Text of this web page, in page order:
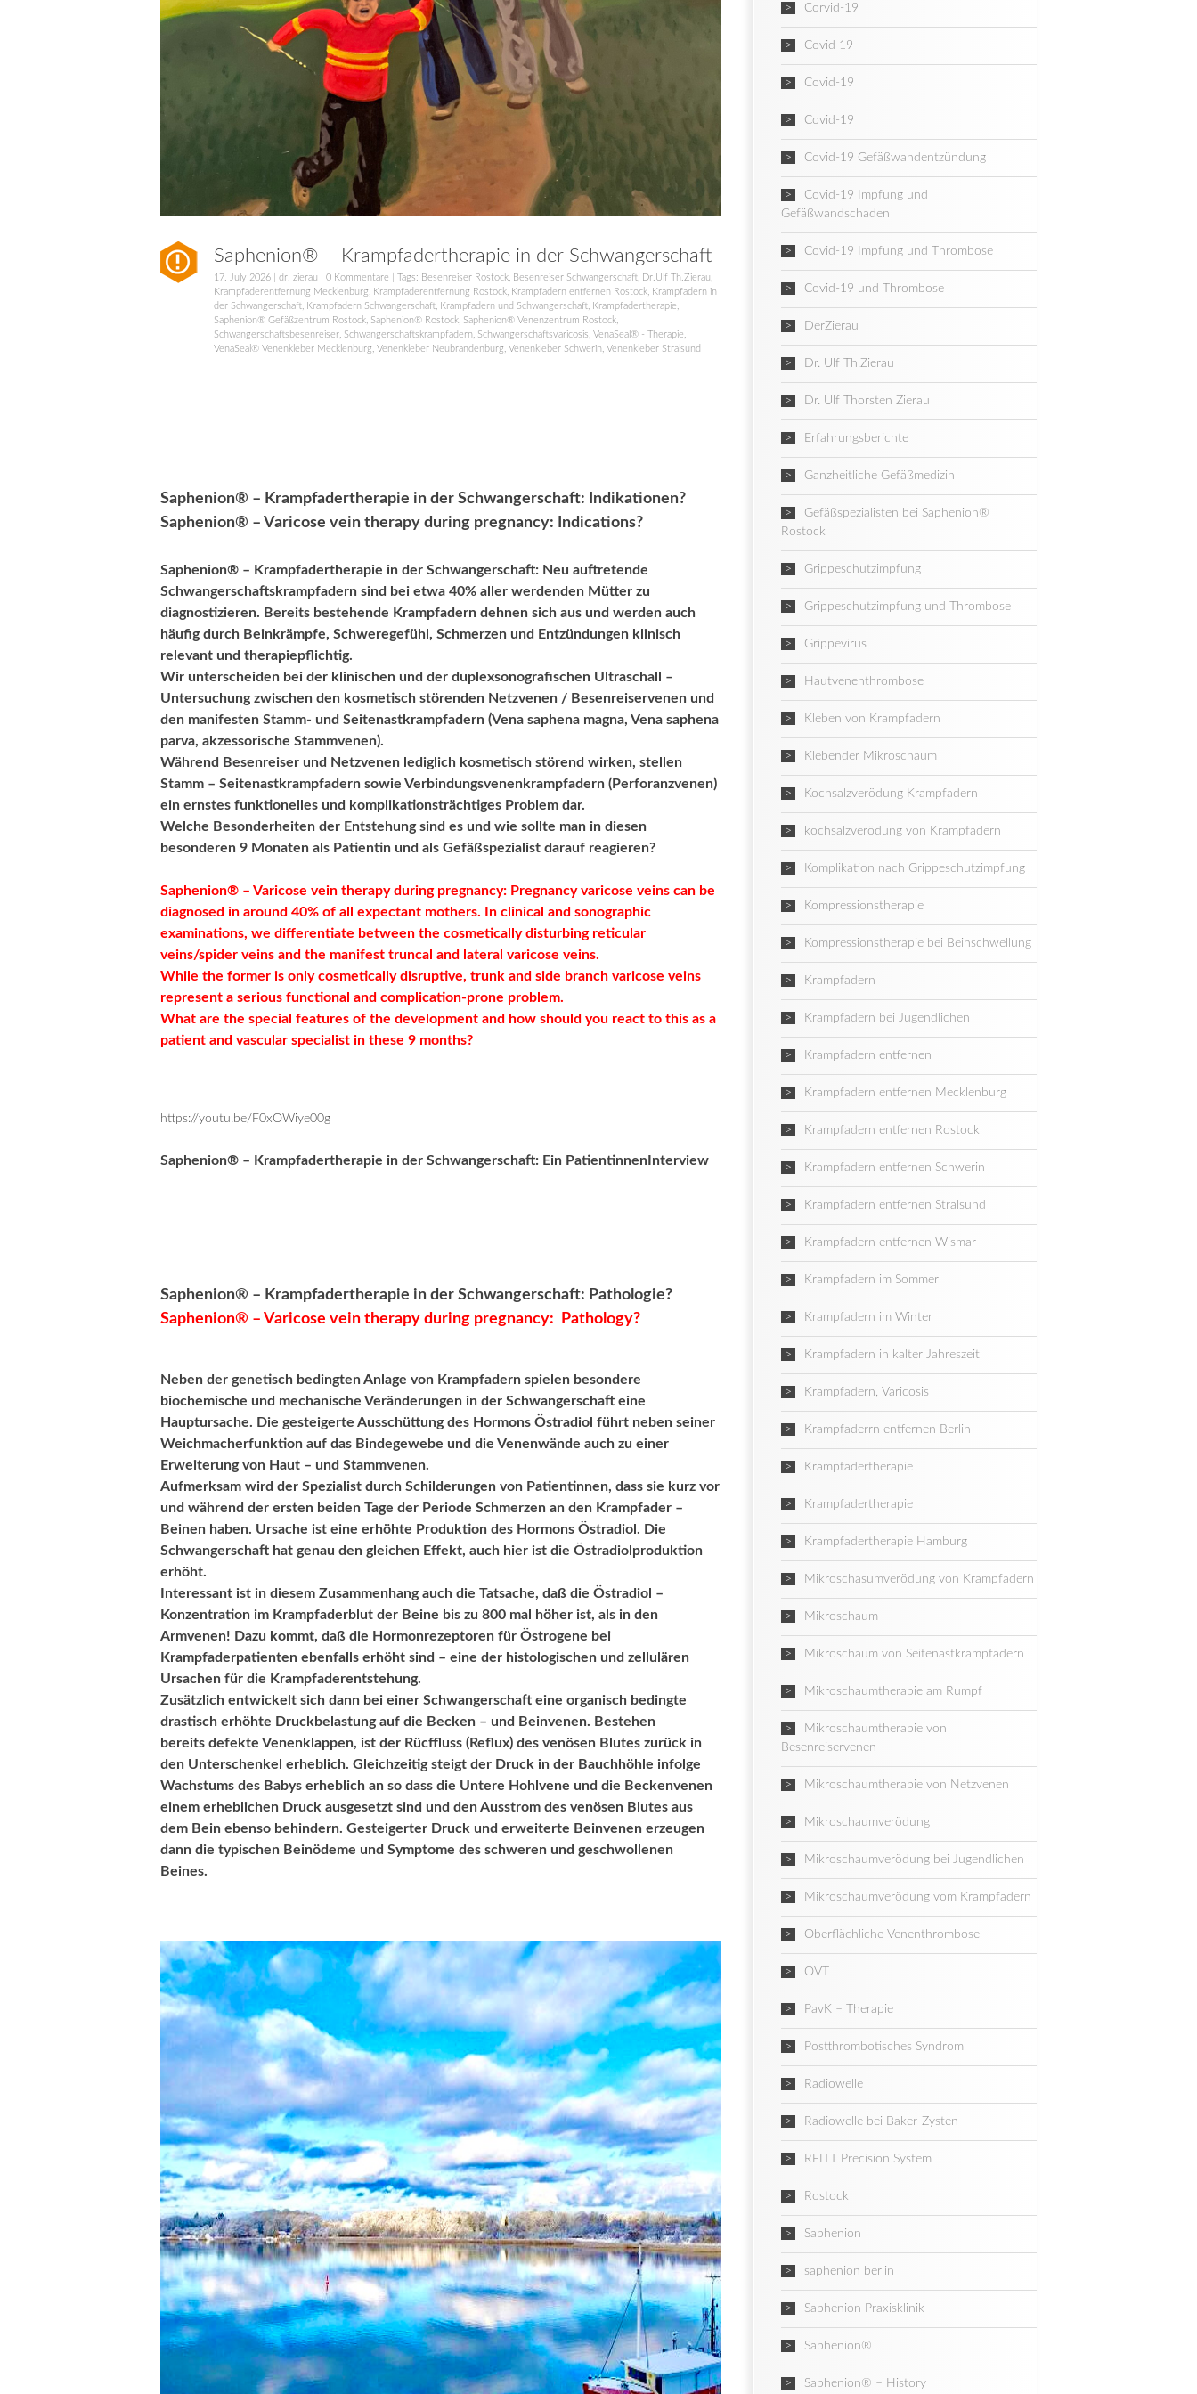
Saphenion® – Krampfadertherapie in der Schwangerschaft
17. July 2026 dr. zierau 0 Kommentare | Tags: Besenreiser Rostock, Besenreiser Schwangerschaft, Dr.Ulf Th.Zierau,
Krampfaderentfernung Mecklenburg, Krampfaderentfernung Rostock, Krampfadern entfernen Rostock, Krampfadern in
der Schwangerschaft, Krampfadern Schwangerschaft, Krampfadern und Schwangerschaft, Krampfadertherapie,
Saphenion® Gefäßzentrum Rostock, Saphenion® Rostock, Saphenion® Venenzentrum Rostock,
Schwangerschaftsbesenreiser, Schwangerschaftskrampfadern, Schwangerschaftsvaricosis, VenaSeal® - Therapie,
VenaSeal® Venenkleber Mecklenburg, Venenkleber Neubrandenburg, Venenkleber Schwerin, Venenkleber Stralsund
Saphenion® – Krampfadertherapie in der Schwangerschaft: Indikationen?
Saphenion® – Varicose vein therapy during pregnancy: Indications?
Saphenion® – Krampfadertherapie in der Schwangerschaft: Neu auftretende
Schwangerschaftskrampfadern sind bei etwa 40% aller werdenden Mütter zu
diagnostizieren. Bereits bestehende Krampfadern dehnen sich aus und werden auch
häufig durch Beinkrämpfe, Schweregefühl, Schmerzen und Entzündungen klinisch
relevant und therapiepflichtig.
Wir unterscheiden bei der klinischen und der duplexsonografischen Ultraschall –
Untersuchung zwischen den kosmetisch störenden Netzvenen / Besenreiservenen und
den manifesten Stamm- und Seitenastkrampfadern (Vena saphena magna, Vena saphena
parva, akzessorische Stammvenen).
Während Besenreiser und Netzvenen lediglich kosmetisch störend wirken, stellen
Stamm – Seitenastkrampfadern sowie Verbindungsvenenkrampfadern (Perforanzvenen)
ein ernstes funktionelles und komplikationsträchtiges Problem dar.
Welche Besonderheiten der Entstehung sind es und wie sollte man in diesen
besonderen 9 Monaten als Patientin und als Gefäßspezialist darauf reagieren?
Saphenion® – Varicose vein therapy during pregnancy: Pregnancy varicose veins can be
diagnosed in around 40% of all expectant mothers. In clinical and sonographic
examinations, we differentiate between the cosmetically disturbing reticular
veins/spider veins and the manifest truncal and lateral varicose veins.
While the former is only cosmetically disruptive, trunk and side branch varicose veins
represent a serious functional and complication-prone problem.
What are the special features of the development and how should you react to this as a
patient and vascular specialist in these 9 months?
https://youtu.be/F0xOWiye00g
Saphenion® – Krampfadertherapie in der Schwangerschaft: Ein PatientinnenInterview
Saphenion® – Krampfadertherapie in der Schwangerschaft: Pathologie?
Saphenion® – Varicose vein therapy during pregnancy: Pathology?
Neben der genetisch bedingten Anlage von Krampfadern spielen besondere
biochemische und mechanische Veränderungen in der Schwangerschaft eine
Hauptursache. Die gesteigerte Ausschüttung des Hormons Östradiol führt neben seiner
Weichmacherfunktion auf das Bindegewebe und die Venenwände auch zu einer
Erweiterung von Haut – und Stammvenen.
Aufmerksam wird der Spezialist durch Schilderungen von Patientinnen, dass sie kurz vor
und während der ersten beiden Tage der Periode Schmerzen an den Krampfader –
Beinen haben. Ursache ist eine erhöhte Produktion des Hormons Östradiol. Die
Schwangerschaft hat genau den gleichen Effekt, auch hier ist die Östradiolproduktion
erhöht.
Interessant ist in diesem Zusammenhang auch die Tatsache, daß die Östradiol –
Konzentration im Krampfaderblut der Beine bis zu 800 mal höher ist, als in den
Armvenen! Dazu kommt, daß die Hormonrezeptoren für Östrogene bei
Krampfaderpatienten ebenfalls erhöht sind – eine der histologischen und zellulären
Ursachen für die Krampfaderentstehung.
Zusätzlich entwickelt sich dann bei einer Schwangerschaft eine organisch bedingte
drastisch erhöhte Druckbelastung auf die Becken – und Beinvenen. Bestehen
bereits defekte Venenklappen, ist der Rücffluss (Reflux) des venösen Blutes zurück in
den Unterschenkel erheblich. Gleichzeitig steigt der Druck in der Bauchhöhle infolge
Wachstums des Babys erheblich an so dass die Untere Hohlvene und die Beckenvenen
einem erheblichen Druck ausgesetzt sind und den Ausstrom des venösen Blutes aus
dem Bein ebenso behindern. Gesteigerter Druck und erweiterte Beinvenen erzeugen
dann die typischen Beinödeme und Symptome des schweren und geschwollenen
Beines.
Corvid-19
Covid 19
Covid-19
Covid-19
Covid-19 Gefäßwandentzündung
Covid-19 Impfung und
Gefäßwandschaden
Covid-19 Impfung und Thrombose
Covid-19 und Thrombose
DerZierau
Dr. Ulf Th.Zierau
Dr. Ulf Thorsten Zierau
Erfahrungsberichte
Ganzheitliche Gefäßmedizin
Gefäßspezialisten bei Saphenion®
Rostock
Grippeschutzimpfung
Grippeschutzimpfung und Thrombose
Grippevirus
Hautvenenthrombose
Kleben von Krampfadern
Klebender Mikroschaum
Kochsalzverödung Krampfadern
kochsalzverödung von Krampfadern
Komplikation nach Grippeschutzimpfung
Kompressionstherapie
Kompressionstherapie bei Beinschwellung
Krampfadern
Krampfadern bei Jugendlichen
Krampfadern entfernen
Krampfadern entfernen Mecklenburg
Krampfadern entfernen Rostock
Krampfadern entfernen Schwerin
Krampfadern entfernen Stralsund
Krampfadern entfernen Wismar
Krampfadern im Sommer
Krampfadern im Winter
Krampfadern in kalter Jahreszeit
Krampfadern, Varicosis
Krampfaderrn entfernen Berlin
Krampfadertherapie
Krampfadertherapie
Krampfadertherapie Hamburg
Mikroschasumverödung von Krampfadern
Mikroschaum
Mikroschaum von Seitenastkrampfadern
Mikroschaumtherapie am Rumpf
Mikroschaumtherapie von
Besenreiservenen
Mikroschaumtherapie von Netzvenen
Mikroschaumverödung
Mikroschaumverödung bei Jugendlichen
Mikroschaumverödung vom Krampfadern
Oberflächliche Venenthrombose
OVT
PavK – Therapie
Postthrombotisches Syndrom
Radiowelle
Radiowelle bei Baker-Zysten
RFITT Precision System
Rostock
Saphenion
saphenion berlin
Saphenion Praxisklinik
Saphenion®
Saphenion® – History